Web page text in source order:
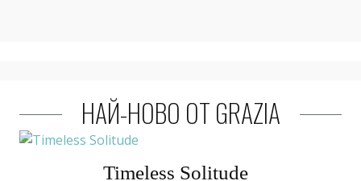
НАЙ-НОВО ОТ GRAZIA
Timeless Solitude